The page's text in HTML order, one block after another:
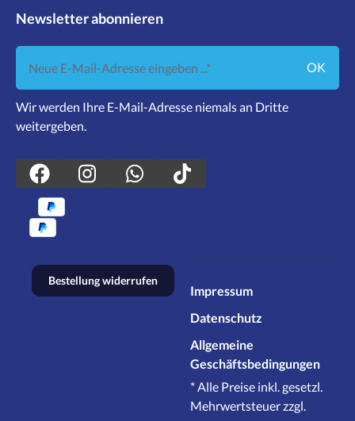
Newsletter abonnieren
Neue E-Mail-Adresse eingeben ...
OK
Wir werden Ihre E-Mail-Adresse niemals an Dritte
weitergeben.
Bestellung widerrufen
Impressum
Datenschutz
Allgemeine
Geschäftsbedingungen
* Alle Preise inkl. gesetzl.
Mehrwertsteuer zzgl.